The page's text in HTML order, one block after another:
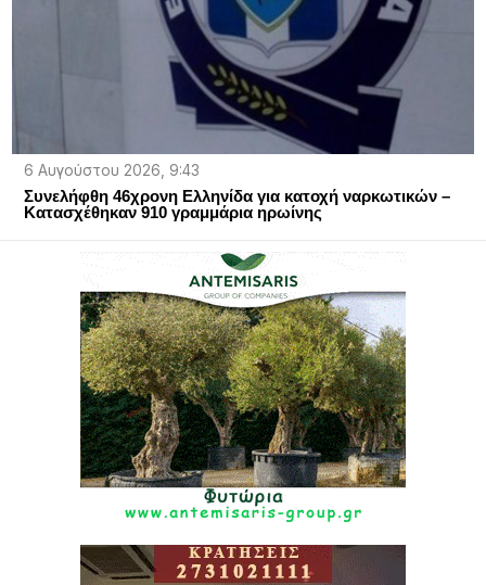
6 Αυγούστου 2026, 9:43
Συνελήφθη 46χρονη Ελληνίδα για κατοχή ναρκωτικών –
Κατασχέθηκαν 910 γραμμάρια ηρωίνης